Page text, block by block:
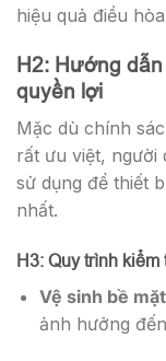
hiệu quả điều
H2: Hướng
quyền lợi
Mặc dù chính
rất ưu việt, người
sử dụng để thiết
nhất.
H3: Quy trình kiểm
Vệ sinh bề
ảnh hưởng